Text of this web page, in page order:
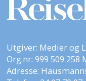
Utgiver: Medier og
Org.nr: 999 509 258
Adresse: